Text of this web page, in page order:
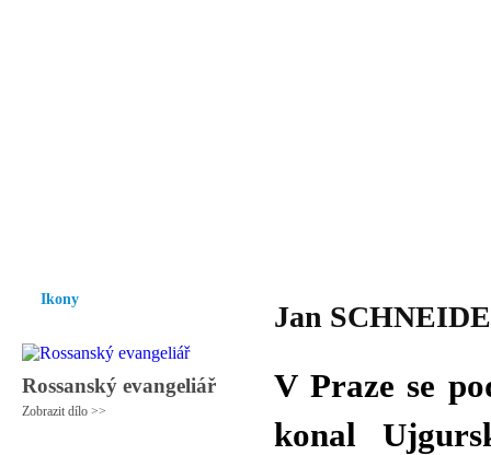
Ikony
Rossanský evangeliář
Zobrazit dílo >>
Jan
V Praze se
konal